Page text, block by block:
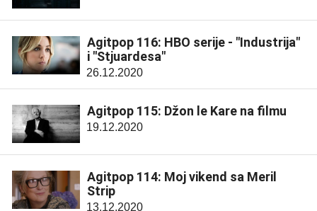
Agitpop 116: HBO serije - "Industrija"
i "Stjuardesa"
26.12.2020
Agitpop 115: Džon le Kare na filmu
19.12.2020
Agitpop 114: Moj vikend sa Meril
Strip
13.12.2020